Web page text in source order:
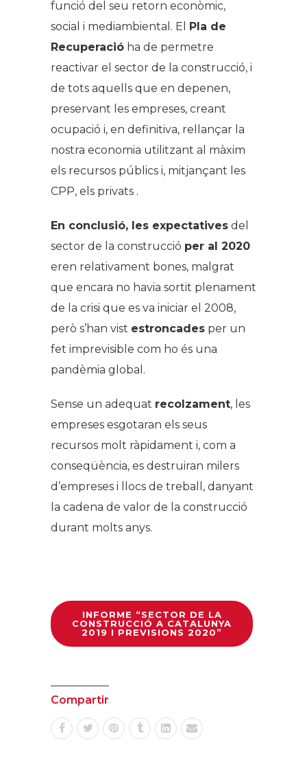
funció del seu retorn econòmic,
social i mediambiental. El
Pla de
Recuperació ha de permetre
reactivar el sector de la construcció, i
de tots aquells que en depenen,
preservant les empreses, creant
ocupació i, en definitiva, rellançar la
nostra economia utilitzant al màxim
els recursos públics i, mitjançant les
CPP, els privats .
En conclusió, les expectatives del
sector de la construcció per al 2020
eren relativament bones, malgrat
que encara no havia sortit plenament
de la crisi que es va iniciar el 2008,
però s’han vist estroncades per un
fet imprevisible com ho és una
pandèmia global.
Sense un adequat recolzament, les
empreses esgotaran els seus
recursos molt ràpidament i, com a
conseqüència, es destruiran milers
d’empreses i llocs de treball, danyant
la cadena de valor de la construcció
durant molts anys.
INFORME “SECTOR DE LA
CONSTRUCCIÓ A CATALUNYA
2019 I PREVISIONS 2020”
Compartir